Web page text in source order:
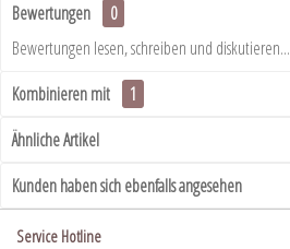
Bewertungen
0
Bewertungen lesen, schreiben und diskutieren...
Kombinieren mit
1
Ähnliche Artikel
Kunden haben sich ebenfalls angesehen
Service Hotline